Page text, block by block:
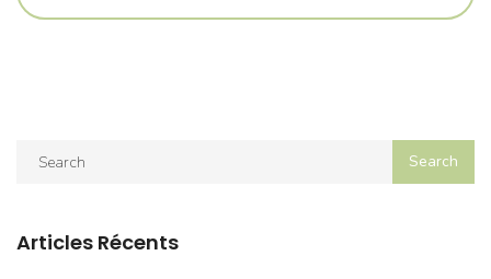
Articles Récents